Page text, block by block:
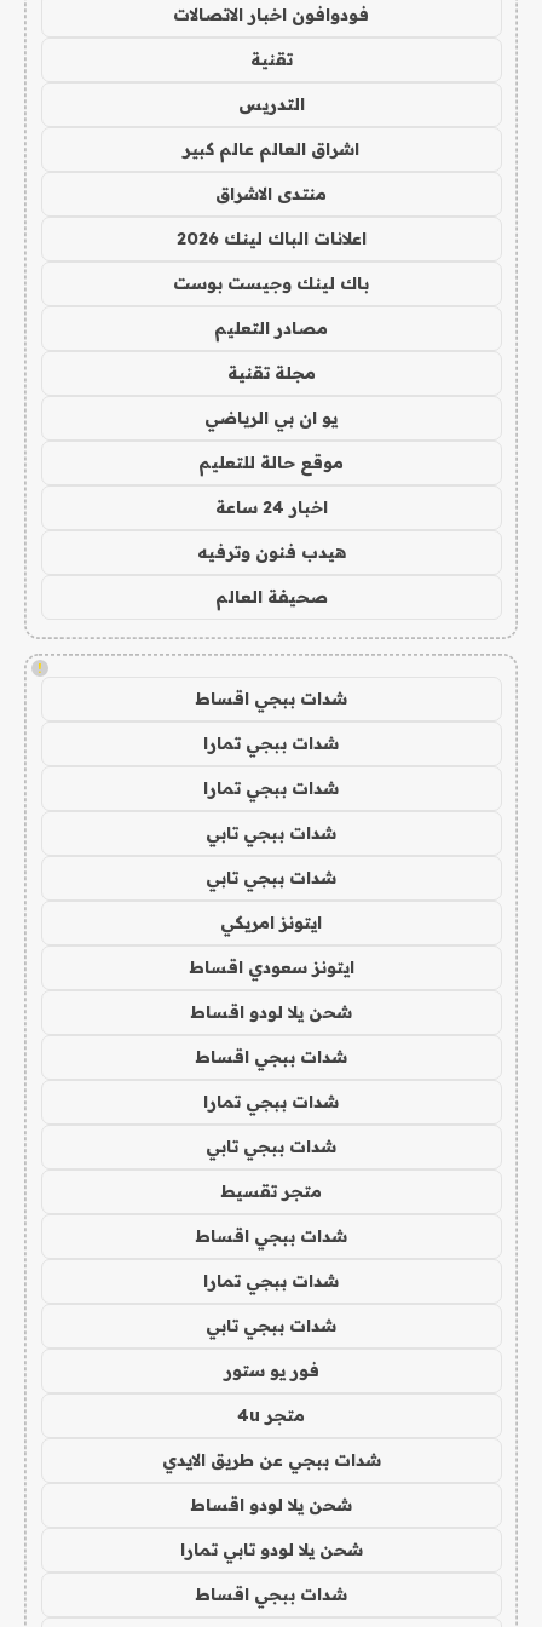
فودوافون اخبار الاتصالات
تقنية
التدريس
اشراق العالم عالم كبير
منتدى الاشراق
اعلانات الباك لينك 2026
باك لينك وجيست بوست
مصادر التعليم
مجلة تقنية
يو ان بي الرياضي
موقع حالة للتعليم
اخبار 24 ساعة
هيدب فنون وترفيه
صحيفة العالم
!
شدات ببجي اقساط
شدات ببجي تمارا
شدات ببجي تمارا
شدات ببجي تابي
شدات ببجي تابي
ايتونز امريكي
ايتونز سعودي اقساط
شحن يلا لودو اقساط
شدات ببجي اقساط
شدات ببجي تمارا
شدات ببجي تابي
متجر تقسيط
شدات ببجي اقساط
شدات ببجي تمارا
شدات ببجي تابي
فور يو ستور
متجر 4u
شدات ببجي عن طريق الايدي
شحن يلا لودو اقساط
شحن يلا لودو تابي تمارا
شدات ببجي اقساط